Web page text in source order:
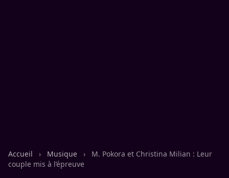
Accueil › Musique ›
M. Pokora et Christina Milian : Leur
couple mis à l’épreuve